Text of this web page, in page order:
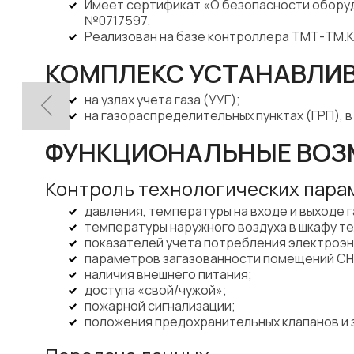
Имеет сертификат «О безопасности
№0717597.
Реализован на базе контроллера ТМТ-
КОМПЛЕКС
на узлах учета газа (УУГ);
на газораспределительных пунктах
ФУНКЦИОНАЛЬНЫЕ
Контроль технологических
давления, температуры на входе и выходе
температуры наружного воздуха в шкафу
показателей учета потребления
параметров загазованности помещений
наличия внешнего питания;
доступа «свой/чужой»;
пожарной сигнализации;
положения предохранительных клапанов